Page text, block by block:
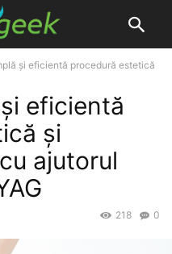
și eficientă procedură estetică
eficientă
și
ajutorul
0
218